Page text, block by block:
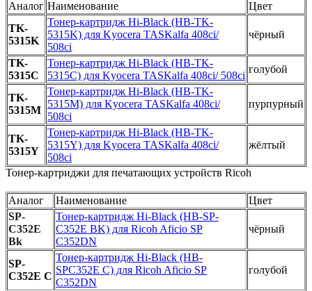
Аналог Наименование
Цвет
TK-
5315K
Тонер-картридж Hi-Black (HB-TK-
5315K) для Kyocera TASKalfa 408ci/
508ci
чёрный
TK-
5315C
Тонер-картридж Hi-Black (HB-TK-
5315C) для Kyocera TASKalfa 408ci/ 508ci
голубой
TK-
5315M
Тонер-картридж Hi-Black (HB-TK-
5315M) для Kyocera TASKalfa 408ci/
508ci
пурпурный
TK-
5315Y
Тонер-картридж Hi-Black (HB-TK-
5315Y) для Kyocera TASKalfa 408ci/
508ci
жёлтый
Тонер-картриджи для печатающих устройств Ricoh
Аналог Наименование
Цвет
SP-
C352E
Bk
Тонер-картридж Hi-Black (HB-SP-
C352E BK) для Ricoh Aficio SP
C352DN
чёрный
SP-
C352E C
Тонер-картридж Hi-Black (HB-
SPC352E C) для Ricoh Aficio SP
C352DN
голубой